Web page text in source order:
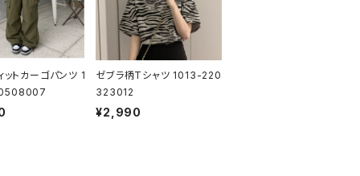
ットカーゴパンツ 1
ゼブラ柄Tシャツ 1013-220
323012
¥2,990